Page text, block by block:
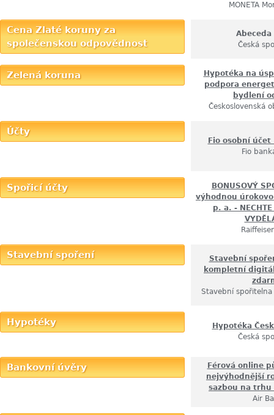
MONETA
Cena Zlaté koruny za
společenskou odpovědnost
Abeceda
Česká
Zelená koruna
Hypotéka na
podpora
bydlení
Československá
Účty
Fio osobní
Fio
Spořicí účty
BONUSOVÝ
výhodnou
p. a. - NECHTE
Stavební spoření
Stavební
kompletní
Stavební spořitelna
Hypotéky
Hypotéka
Česká
Bankovní úvěry
Férová online
nejvýhodnější
sazbou na trhu
Air